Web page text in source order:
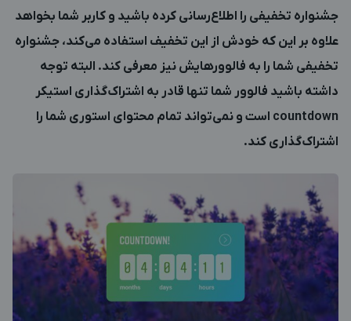
جشنواره تخفیفی را اطلاع‌رسانی کرده باشید و کاربر شما بخواهد
علاوه بر این که خودش از این تخفیف استفاده می‌کند، جشنواره
تخفیفی شما را به فالوورهایش نیز معرفی کند. البته توجه
داشته باشید فالوور شما تنها قادر به اشتراک‌گذاری استیکر
countdown است و نمی‌تواند تمام محتوای استوری شما را
اشتراک‌گذاری کند.